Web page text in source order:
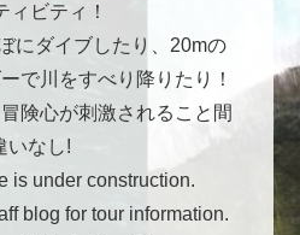
ィビティ！
にダイブしたり、20mの
で川をすべり降りたり！
険心が刺激されること間
いなし!
is under construction.
blog for tour information.